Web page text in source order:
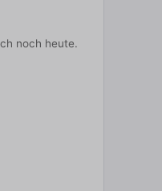
noch heute.